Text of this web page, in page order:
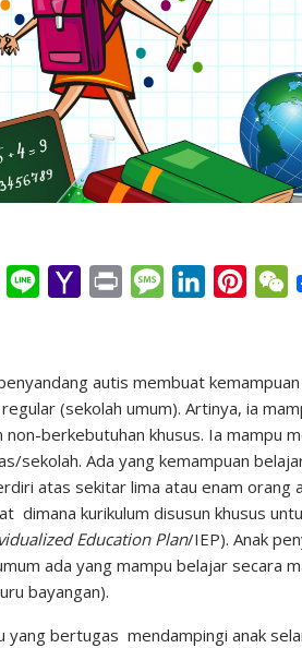
e
o
o
M
i
l
n
t
M
s
a
g
k
e
d
n
t
e
r
s
t
h
a
t
autis membuat
(sekolah umum). Artinya, ia
non-berkebutuhan khusus. Ia mampu
sekolah. Ada yang kemampuan
atas sekitar lima atau enam orang
dimana kurikulum disusun khusus
Education Plan/IEP). Anak
ada yang mampu belajar secara
bayangan).
yang bertugas mendampingi anak